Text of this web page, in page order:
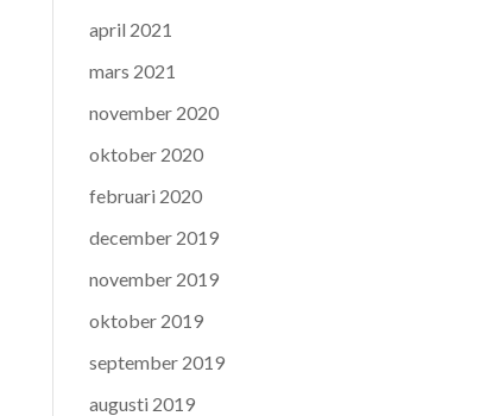
april 2021
mars 2021
november 2020
oktober 2020
februari 2020
december 2019
november 2019
oktober 2019
september 2019
augusti 2019